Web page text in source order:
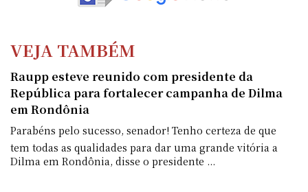
VEJA TAMBÉM
Raupp esteve reunido com presidente da
República para fortalecer campanha de Dilma
em Rondônia
Parabéns pelo sucesso, senador! Tenho certeza de que
tem todas as qualidades para dar uma grande vitória a
Dilma em Rondônia, disse o presidente ...